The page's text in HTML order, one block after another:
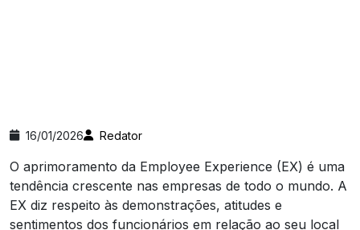
16/01/2026 Redator
O aprimoramento da Employee Experience (EX) é uma
tendência crescente nas empresas de todo o mundo. A
EX diz respeito às demonstrações, atitudes e
sentimentos dos funcionários em relação ao seu local